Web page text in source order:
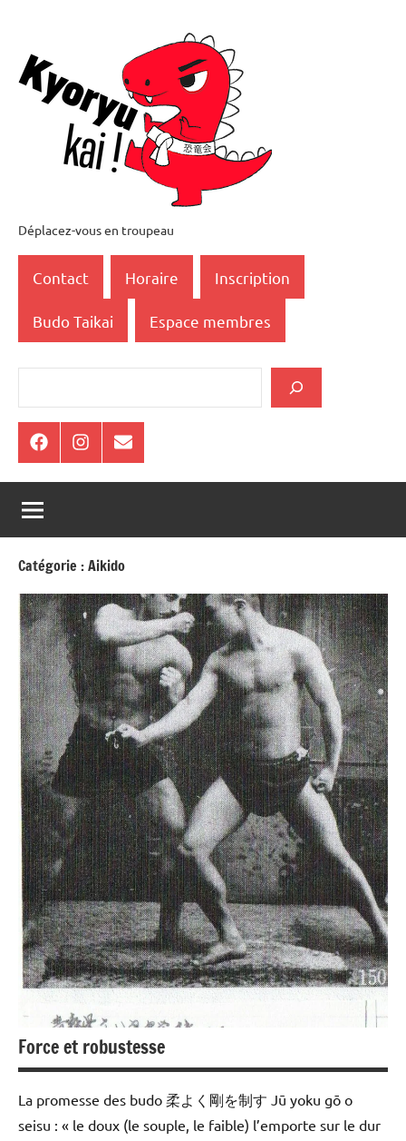
contenu
Kyoryukai
恐
竜
会
Déplacez-vous en troupeau
Contact Horaire Inscription
Budo Taikai Espace membres
FacebookInstagram
E-
mail
Catégorie :Aikido
Force et robustesse
La promesse des budo 柔よく剛を制す Jū yoku gō o
seisu : « le doux (le souple, le faible) l’emporte sur le dur